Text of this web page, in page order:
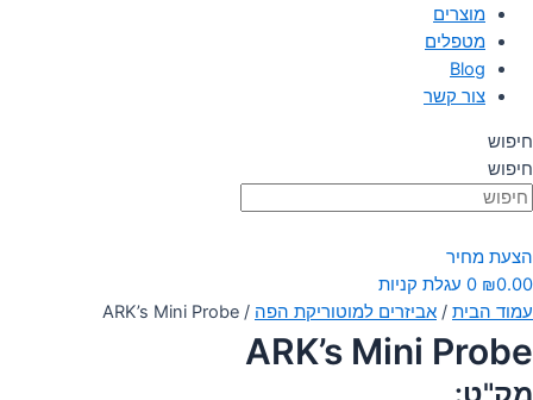
מוצרים
מטפלים
Blog
צור קשר
חיפוש
חיפוש
הצעת מחיר
₪0.00
0 עגלת קניות
עמוד הבית / אביזרים למוטוריקת הפה / ARK’s Mini Probe
ARK’s Mini Probe